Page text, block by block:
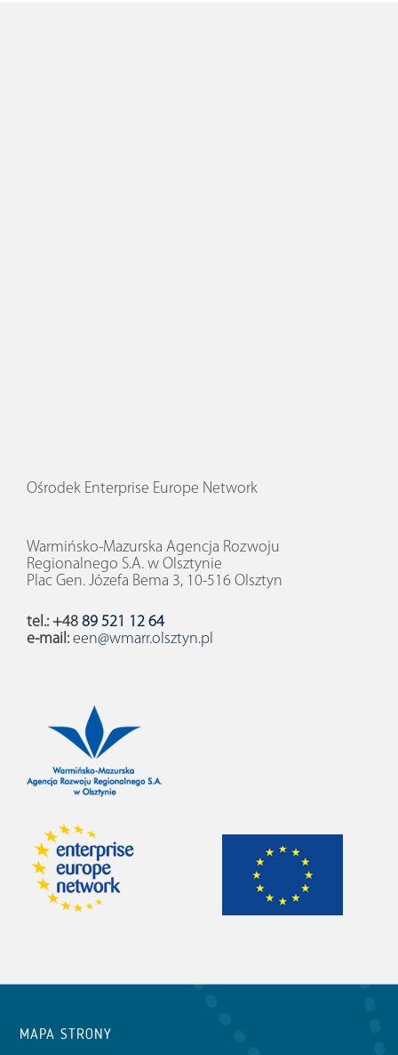
Ośrodek Enterprise Europe Network
Warmińsko-Mazurska Agencja Rozwoju
Regionalnego S.A. w Olsztynie
Plac Gen. Józefa Bema 3, 10-516 Olsztyn
tel.: +48 89 521 12 64
e-mail: een@wmarr.olsztyn.pl
MAPA STRONY